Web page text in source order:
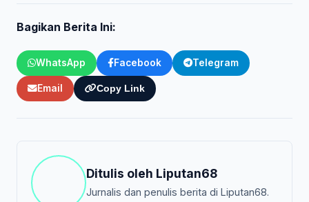
Bagikan Berita Ini:
WhatsApp Facebook Telegram
Email Copy Link
Ditulis oleh Liputan68
Jurnalis dan penulis berita di Liputan68.